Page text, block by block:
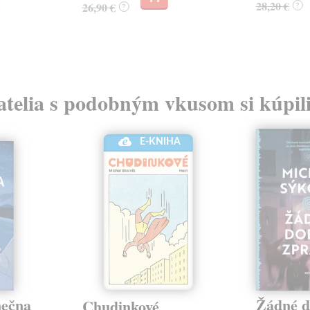
26,90 € ? 28,20 € ?
s podobným vkusom si
E-KNIHA
Žádné